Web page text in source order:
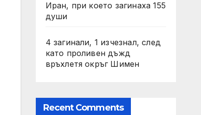
Иран, при което загинаха 155
души
4 загинали, 1 изчезнал, след
като проливен дъжд
връхлетя окръг Шимен
Recent Comments